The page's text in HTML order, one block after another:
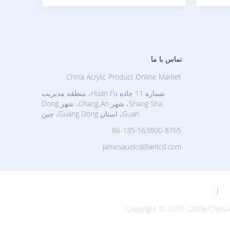
تماس با ما
China Acrylic Product Online Market
شماره 11 جاده Huan Fu، منطقه مدیریت
Shang Sha، شهر Chang An، شهر Dong
Guan، استان Guang Dong، چین
86-135-563800-8765
jamesauolcd@anlcd.com
|
Copyright © 2011 - 2026 China